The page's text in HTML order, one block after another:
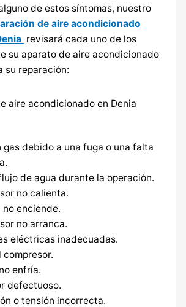
de estos síntomas, nuestro
de aire acondicionado
revisará cada uno de los
su aparato de aire acondicionado
su reparación:
gas debido a una fuga o una falta
de agua durante la operación.
no calienta.
no enciende.
no arranca.
eléctricas inadecuadas.
compresor.
enfría.
defectuoso.
o tensión incorrecta.